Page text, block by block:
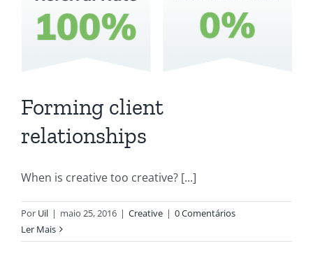
Forming client
relationships
When is creative too creative? [...]
Por Uil | maio 25, 2016 | Creative | 0 Comentários
Ler Mais